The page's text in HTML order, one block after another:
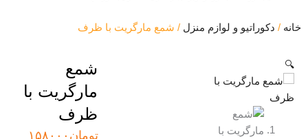
و لوازم منزل/ شمع مارگریت با ظرف
مارگریت با
۱۵۸۰۰۰